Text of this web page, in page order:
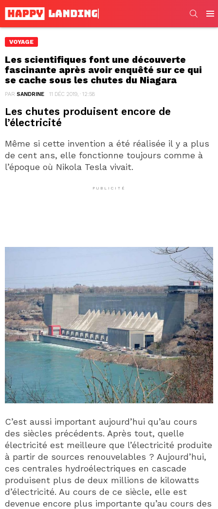
VOYAGE
Les scientifiques font une découverte
fascinante après avoir enquêté sur ce qui
se cache sous les chutes du Niagara
PAR SANDRINE 11 DÉC 2019, · 12:58
Les chutes produisent encore de
l’électricité
Même si cette invention a été réalisée il y a plus
de cent ans, elle fonctionne toujours comme à
l’époque où Nikola Tesla vivait.
PUBLICITÉ
C’est aussi important aujourd’hui qu’au cours
des siècles précédents. Après tout, quelle
électricité est meilleure que l’électricité produite
à partir de sources renouvelables ? Aujourd’hui,
ces centrales hydroélectriques en cascade
produisent plus de deux millions de kilowatts
d’électricité. Au cours de ce siècle, elle est
devenue encore plus importante qu’au cours des